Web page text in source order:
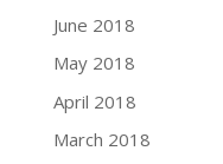
June 2018
May 2018
April 2018
March 2018